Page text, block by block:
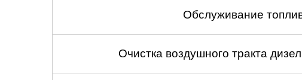
Обслуживание
Очистка воздушного тракта